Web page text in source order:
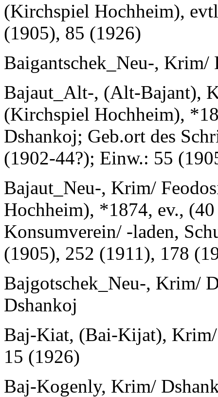
(Kirchspiel Hochheim),
(1905), 85 (1926)
Baigantschek_Neu-,
Bajaut_Alt-, (Alt-Bajant),
(Kirchspiel Hochheim),
Dshankoj; Geb.ort des
(1902-44?); Einw.: 55
Bajaut_Neu-, Krim/
Hochheim), *1874, ev.,
Konsumverein/ -laden,
(1905), 252 (1911), 178
Bajgotschek_Neu-, Krim/
Dshankoj
Baj-Kiat, (Bai-Kijat),
15 (1926)
Baj-Kogenly, Krim/